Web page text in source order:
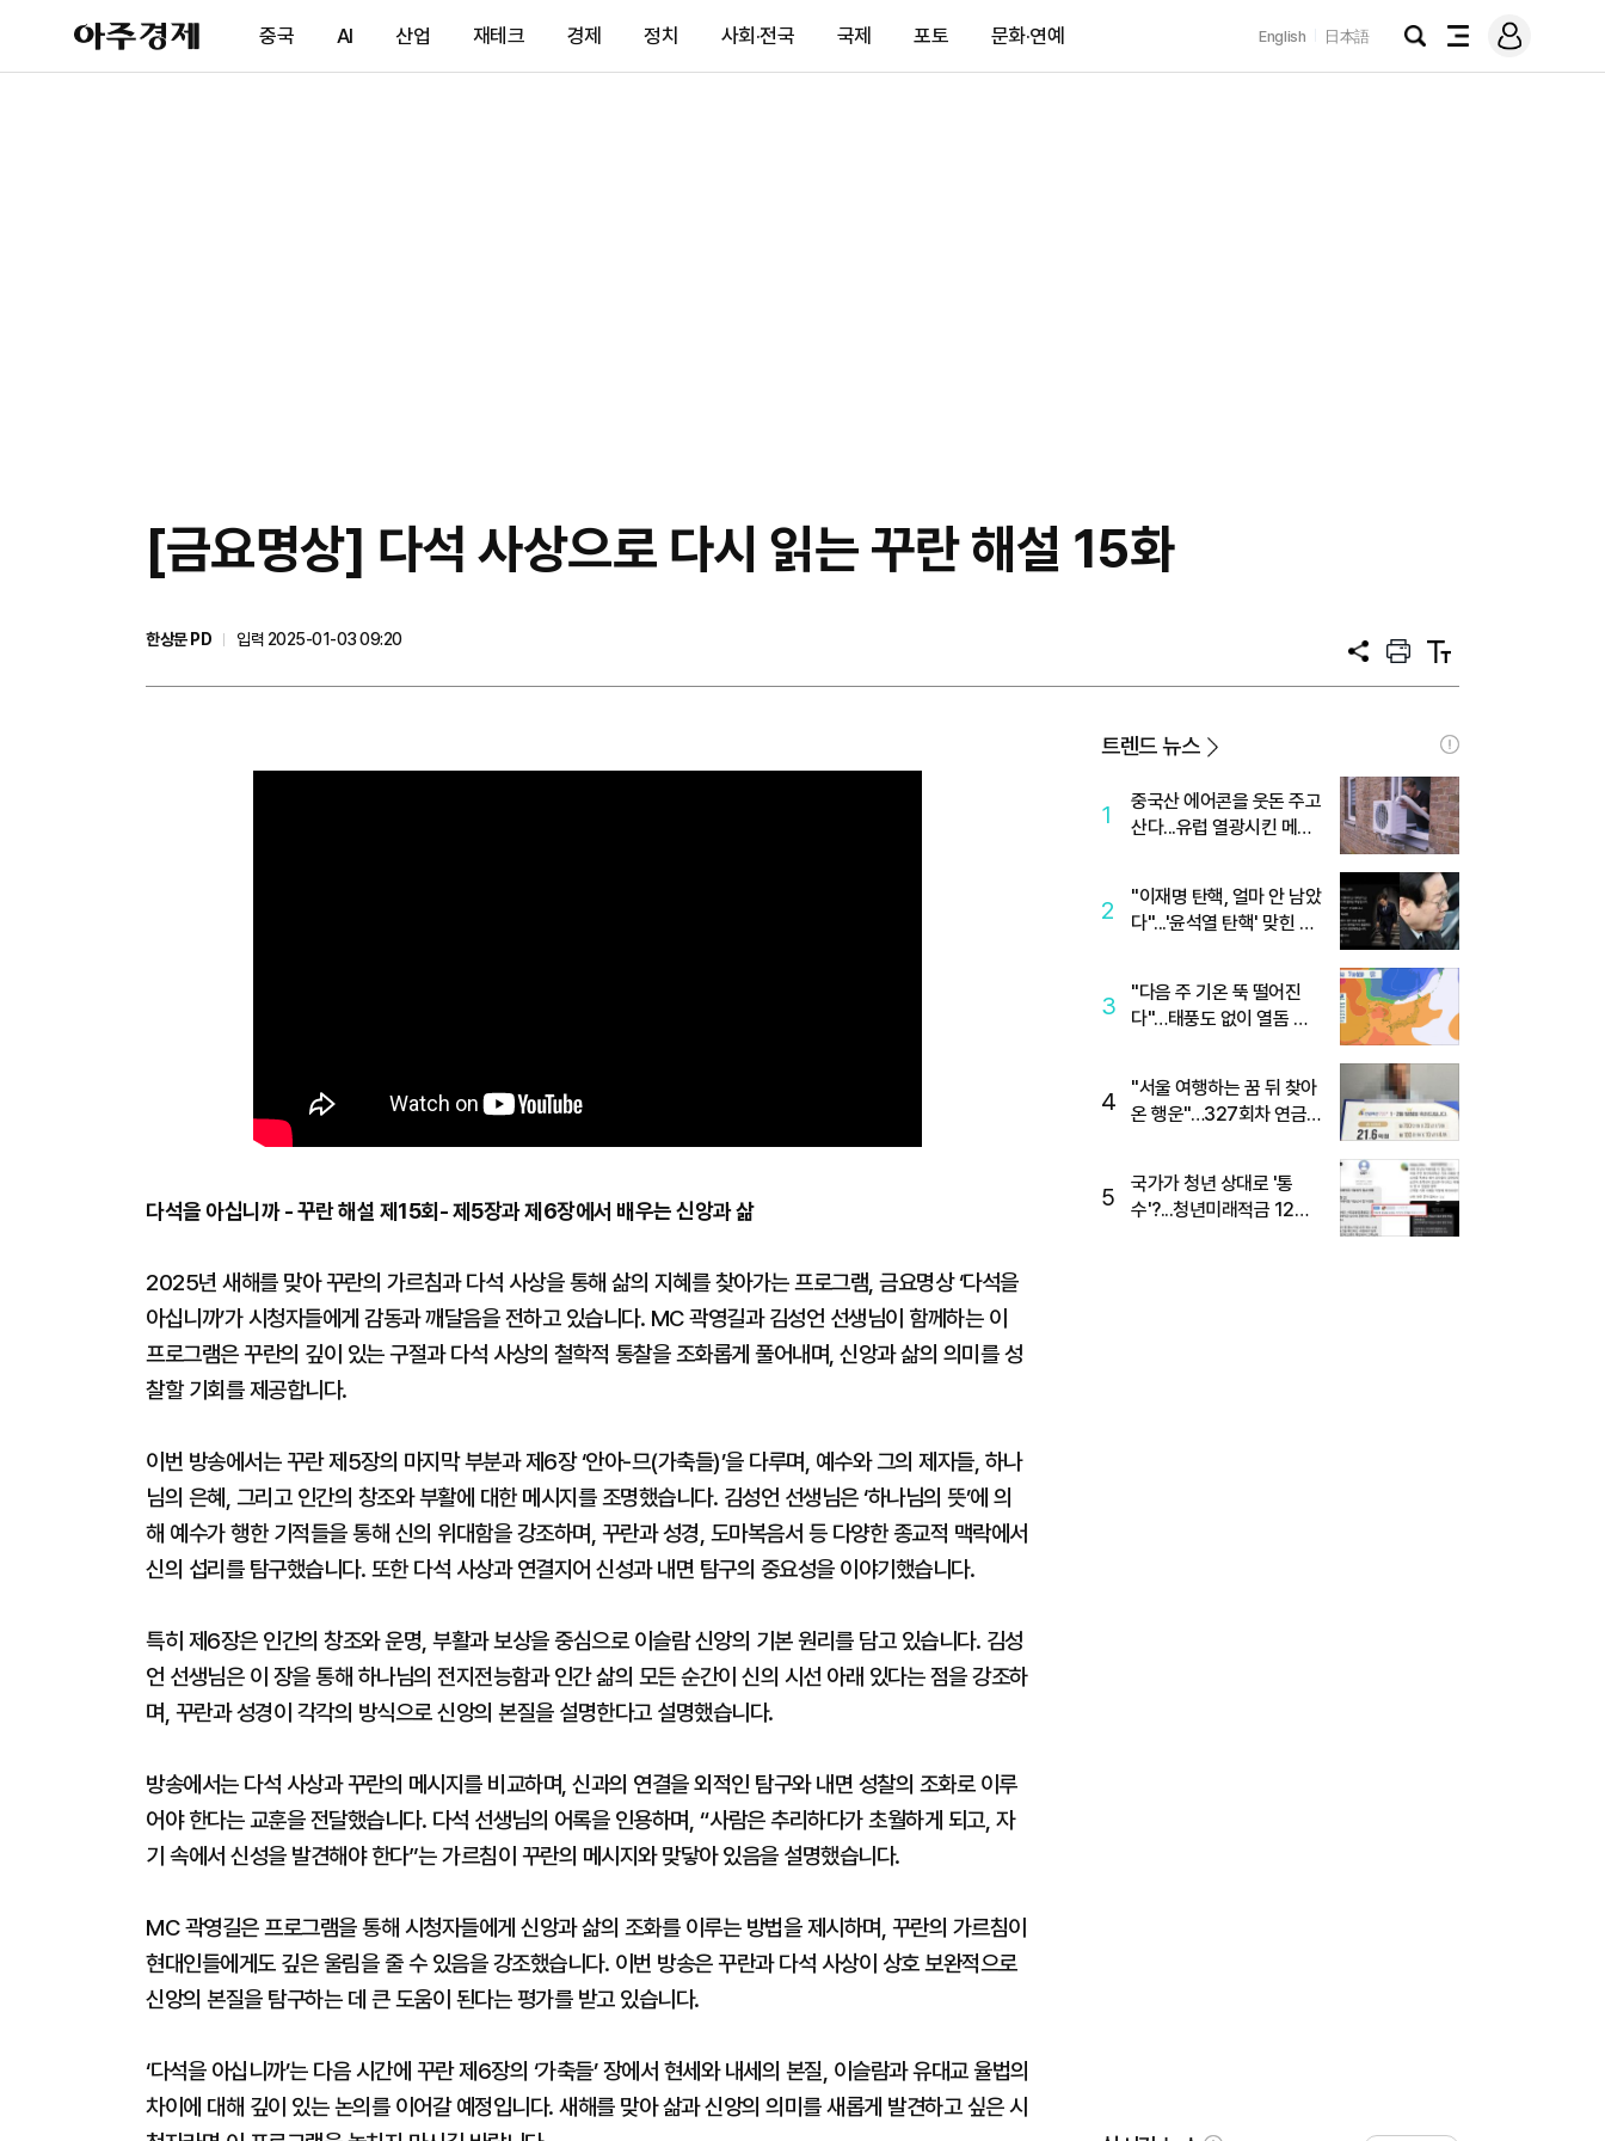
아
주
제
중국 AI 산업 재테크 경제 정치 사회·전국 국제 포토 문화·연예 English 日本語
검
전
메
그
[금요명상] 다석 사상으로 다시 읽는 꾸란 해설 15화
한상문 PD
입력 2025-01-03 09:20
공
프
트
텍
트
다석을 아십니까 - 꾸란 해설 제15회- 제5장과 제6장에서 배우는 신앙과 삶
2025년 새해를 맞아 꾸란의 가르침과 다석 사상을 통해 삶의 지혜를 찾아가는 프로그램, 금요명상 ‘다석을
아십니까’가 시청자들에게 감동과 깨달음을 전하고 있습니다. MC 곽영길과 김성언 선생님이 함께하는 이
프로그램은 꾸란의 깊이 있는 구절과 다석 사상의 철학적 통찰을 조화롭게 풀어내며, 신앙과 삶의 의미를 성
찰할 기회를 제공합니다.
이번 방송에서는 꾸란 제5장의 마지막 부분과 제6장 ‘안아-므(가축들)’을 다루며, 예수와 그의 제자들, 하나
님의 은혜, 그리고 인간의 창조와 부활에 대한 메시지를 조명했습니다. 김성언 선생님은 ‘하나님의 뜻’에 의
해 예수가 행한 기적들을 통해 신의 위대함을 강조하며, 꾸란과 성경, 도마복음서 등 다양한 종교적 맥락에서
신의 섭리를 탐구했습니다. 또한 다석 사상과 연결지어 신성과 내면 탐구의 중요성을 이야기했습니다.
특히 제6장은 인간의 창조와 운명, 부활과 보상을 중심으로 이슬람 신앙의 기본 원리를 담고 있습니다. 김성
언 선생님은 이 장을 통해 하나님의 전지전능함과 인간 삶의 모든 순간이 신의 시선 아래 있다는 점을 강조하
며, 꾸란과 성경이 각각의 방식으로 신앙의 본질을 설명한다고 설명했습니다.
방송에서는 다석 사상과 꾸란의 메시지를 비교하며, 신과의 연결을 외적인 탐구와 내면 성찰의 조화로 이루
어야 한다는 교훈을 전달했습니다. 다석 선생님의 어록을 인용하며, “사람은 추리하다가 초월하게 되고, 자
기 속에서 신성을 발견해야 한다”는 가르침이 꾸란의 메시지와 맞닿아 있음을 설명했습니다.
MC 곽영길은 프로그램을 통해 시청자들에게 신앙과 삶의 조화를 이루는 방법을 제시하며, 꾸란의 가르침이
현대인들에게도 깊은 울림을 줄 수 있음을 강조했습니다. 이번 방송은 꾸란과 다석 사상이 상호 보완적으로
신앙의 본질을 탐구하는 데 큰 도움이 된다는 평가를 받고 있습니다.
‘다석을 아십니까’는 다음 시간에 꾸란 제6장의 ‘가축들’ 장에서 현세와 내세의 본질, 이슬람과 유대교 율법의
차이에 대해 깊이 있는 논의를 이어갈 예정입니다. 새해를 맞아 삶과 신앙의 의미를 새롭게 발견하고 싶은 시
트렌드 뉴스
1
중국산 에어콘을 웃돈 주고
산다...유럽 열광시킨 메이
2
"이재명 탄핵, 얼마 안 남았
다"...'윤석열 탄핵' 맞힌 무
3
"다음 주 기온 뚝 떨어진
다"…태풍도 없이 열돔 박
4
"서울 여행하는 꿈 뒤 찾아
온 행운"…327회차 연금
5
국가가 청년 상대로 '통
수'?...청년미래적금 12%